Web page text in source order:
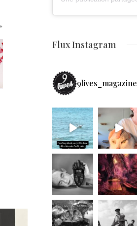
Flux Instagram
9lives_magazine